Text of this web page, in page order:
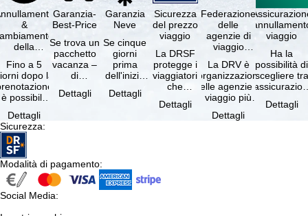
&
della
gratuiti
Fino a 5
dopo la
è possibile
il …
Dettagli
Garanzia-
Best-Price
Se trova un
pacchetto
vacanza –
di
e servizi
Dettagli
Garanzia
Neve
Se cinque
giorni
prima
dell'inizio
soggiorno
Dettagli
Sicurezza
del prezzo
viaggio
La DRSF
protegge i
viaggiatori
che
un
Dettagli
Federazione
delle
agenzie di
viaggio
La DRV è
l'organizzazione
delle agenzie di
viaggio più
Germania.
Dettagli
viaggio
Ha la
possibilità di
scegliere tra
viaggio
Dettagli
Sicurezza:
Modalità di pagamento:
Social Media: